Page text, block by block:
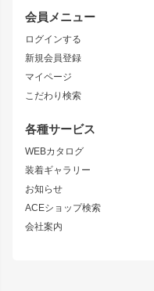
会員メニュー
ログインする
新規会員登録
マイページ
こだわり検索
各種サービス
WEBカタログ
装着ギャラリー
お知らせ
ACEショップ検索
会社案内
トレノ
マークX
ニッサン
S15 シルビア
S14 シルビア 後期
S13 シルビア
180SX
シルエイティ
スズキ
リアウイング
ジムニーパーツ
ホイール
MUD-S7
MUD-SR7